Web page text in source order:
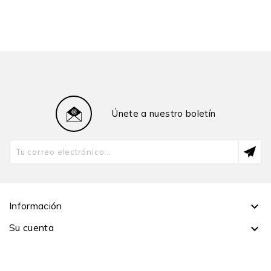
2. Los mundos de las recientes minas de tajo abierto
3. Oponiéndose a la minería
4. Equívoco y estructura de la coyuntura
Únete a nuestro boletín
Información 
Su cuenta 